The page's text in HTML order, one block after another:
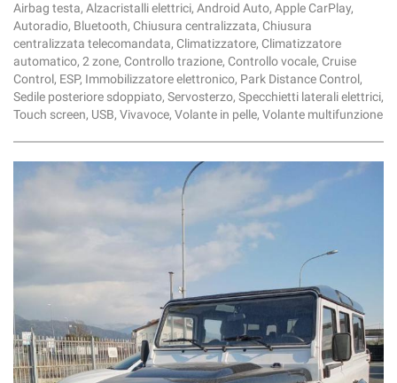
Airbag testa, Alzacristalli elettrici, Android Auto, Apple CarPlay,
Autoradio, Bluetooth, Chiusura centralizzata, Chiusura
centralizzata telecomandata, Climatizzatore, Climatizzatore
automatico, 2 zone, Controllo trazione, Controllo vocale, Cruise
Control, ESP, Immobilizzatore elettronico, Park Distance Control,
Sedile posteriore sdoppiato, Servosterzo, Specchietti laterali elettrici,
Touch screen, USB, Vivavoce, Volante in pelle, Volante multifunzione